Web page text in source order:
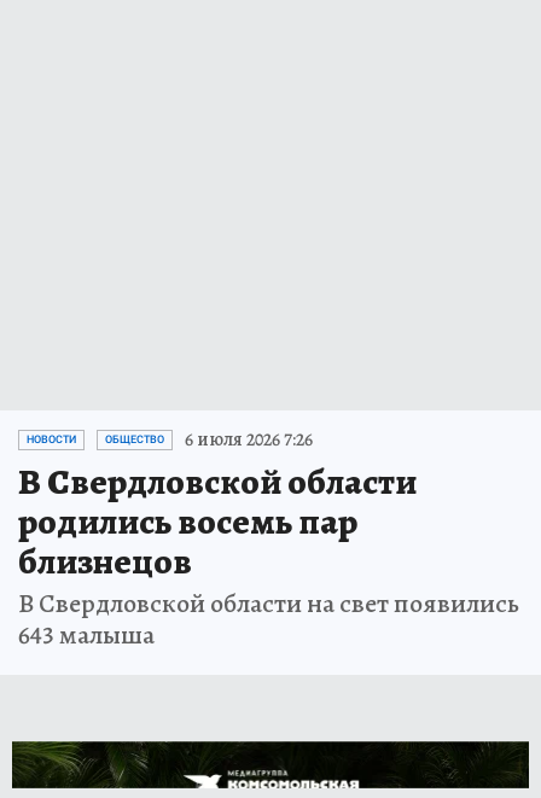
НОВОСТИ ОБЩЕСТВО 6 июля 2026 7:26
В Свердловской области
родились восемь пар
близнецов
В Свердловской области на свет появились
643 малыша